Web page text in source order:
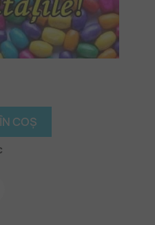
COȘ